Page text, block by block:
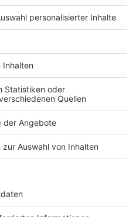
in eine
bis in den Morgen
Bücker, Kock’s
Pub
noch nicht genug
Meile
ein, die Nacht